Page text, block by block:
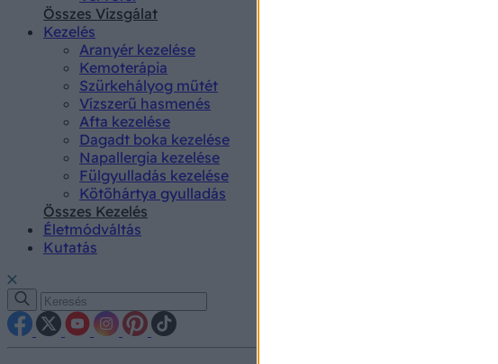
Összes Vizsgálat
Kezelés
Aranyér kezelése
Kemoterápia
Szürkehályog műtét
Vízszerű hasmenés
Afta kezelése
Dagadt boka kezelése
Napallergia kezelése
Fülgyulladás kezelése
Kötőhártya gyulladás
Összes Kezelés
Életmódváltás
Kutatás